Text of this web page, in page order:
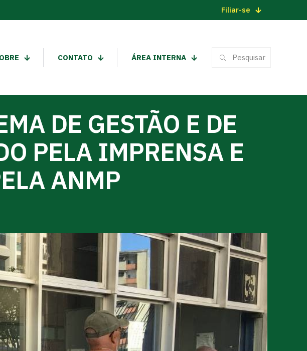
Filiar-se
CONTATO ÁREA INTERNA
DE GESTÃO E DE
PELA IMPRENSA E
ANMP